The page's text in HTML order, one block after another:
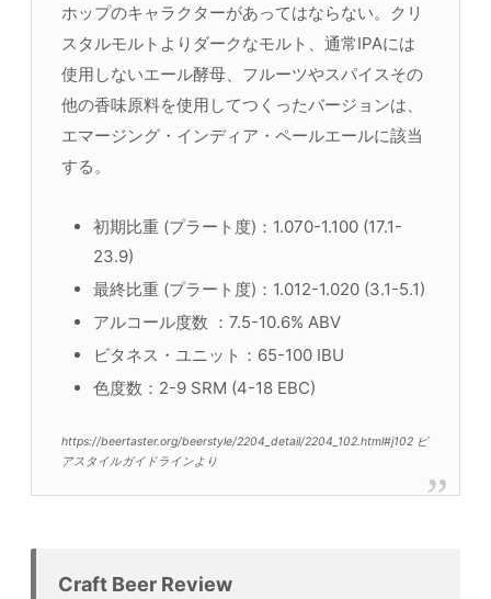
ホップのキャラクターがあってはならない。クリ
スタルモルトよりダークなモルト、通常IPAには
使用しないエール酵母、フルーツやスパイスその
他の香味原料を使用してつくったバージョンは、
エマージング・インディア・ペールエールに該当
する。
初期比重 (プラート度)：1.070-1.100 (17.1-
23.9)
最終比重 (プラート度)：1.012-1.020 (3.1-5.1)
アルコール度数 ：7.5-10.6% ABV
ビタネス・ユニット：65-100 IBU
色度数：2-9 SRM (4-18 EBC)
https://beertaster.org/beerstyle/2204_detail/2204_102.html#j102 ビ
アスタイルガイドラインより
Craft Beer Review